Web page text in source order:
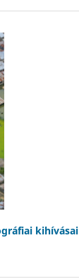
kihívásai